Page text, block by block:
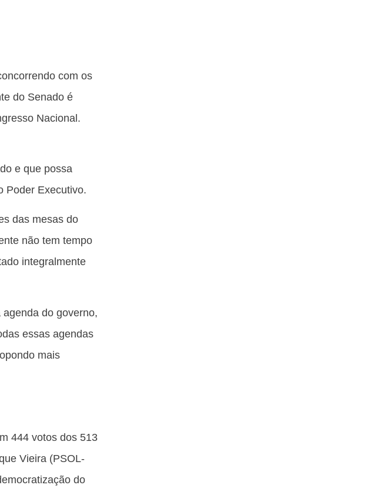
com os
do Senado é
Nacional.
e que possa
Poder Executivo.
das mesas do
não tem tempo
integralmente
do governo,
essas agendas
mais
444 votos dos 513
Vieira (PSOL-
do